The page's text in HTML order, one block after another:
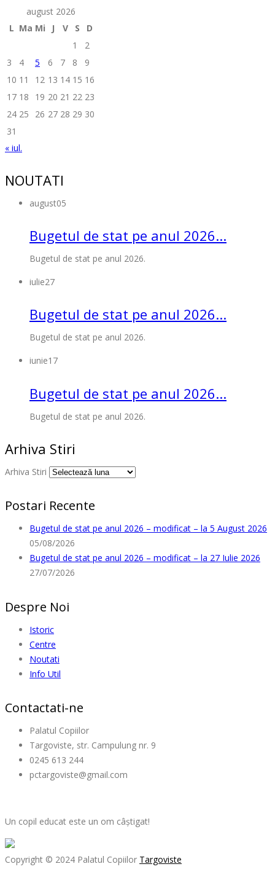
august 2026
L Ma Mi J V S
D
1
2
3
4 5 6 7 8
9
10 11 12 13 14 15 16
17 18 19 20 21 22 23
24 25 26 27 28 29 30
31
« iul.
NOUTATI
august05
Bugetul de stat pe anul 2026...
Bugetul de stat pe anul 2026.
iulie27
Bugetul de stat pe anul 2026...
Bugetul de stat pe anul 2026.
iunie17
Bugetul de stat pe anul 2026...
Bugetul de stat pe anul 2026.
Arhiva Stiri
Arhiva Stiri
Postari Recente
Bugetul de stat pe anul 2026 – modificat – la 5 August 2026
05/08/2026
Bugetul de stat pe anul 2026 – modificat – la 27 Iulie 2026
27/07/2026
Despre Noi
Istoric
Centre
Noutati
Info Util
Contactati-ne
Palatul Copiilor
Targoviste, str. Campulung nr. 9
0245 613 244
pctargoviste@gmail.com
Un copil educat este un om câștigat!
Copyright © 2024 Palatul Copiilor Targoviste